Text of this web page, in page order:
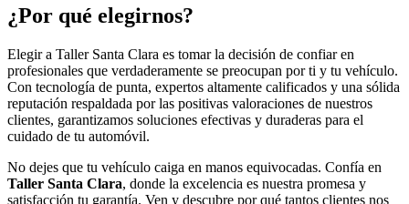
¿Por qué elegirnos?
Elegir a Taller Santa Clara es tomar la decisión de confiar en
profesionales que verdaderamente se preocupan por ti y tu vehículo.
Con tecnología de punta, expertos altamente calificados y una sólida
reputación respaldada por las positivas valoraciones de nuestros
clientes, garantizamos soluciones efectivas y duraderas para el
cuidado de tu automóvil.
No dejes que tu vehículo caiga en manos equivocadas. Confía en
Taller Santa Clara, donde la excelencia es nuestra promesa y
satisfacción tu garantía. Ven y descubre por qué tantos clientes nos